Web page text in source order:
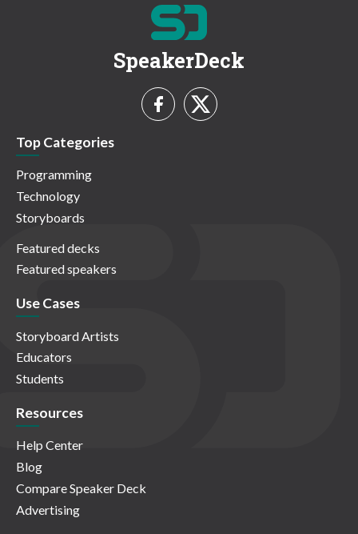
SpeakerDeck
Top Categories
Programming
Technology
Storyboards
Featured decks
Featured speakers
Use Cases
Storyboard Artists
Educators
Students
Resources
Help Center
Blog
Compare Speaker Deck
Advertising